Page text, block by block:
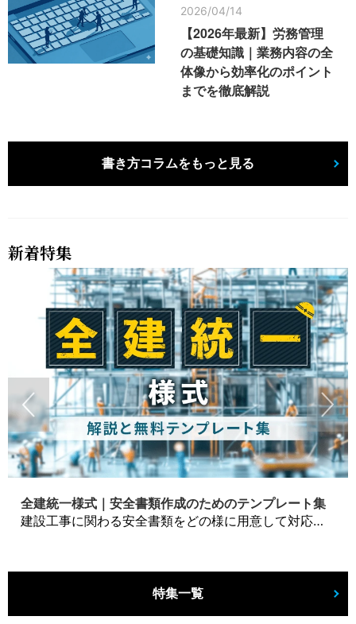
2026/04/14
【2026年最新】労務管理
の基礎知識｜業務内容の全
体像から効率化のポイント
までを徹底解説
書き方コラムをもっと見る
新着特集
全建統一様式｜安全書類作成のためのテンプレート集
建設工事に関わる安全書類をどの様に用意して対応するか？関連書式テンプレートから書き方の注意点などの役立つコラムをbizoceanがお届けします。
特集一覧